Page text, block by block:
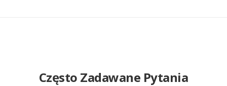
Często Zadawane Pytania